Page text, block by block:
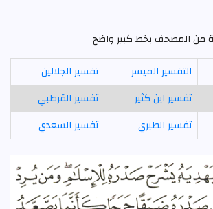
من المصحف بخط كبير واضح
التفسير الميسر
تفسير الجلالين
تفسير ابن كثير
تفسير القرطبي
تفسير الطبري تفسير السعدي